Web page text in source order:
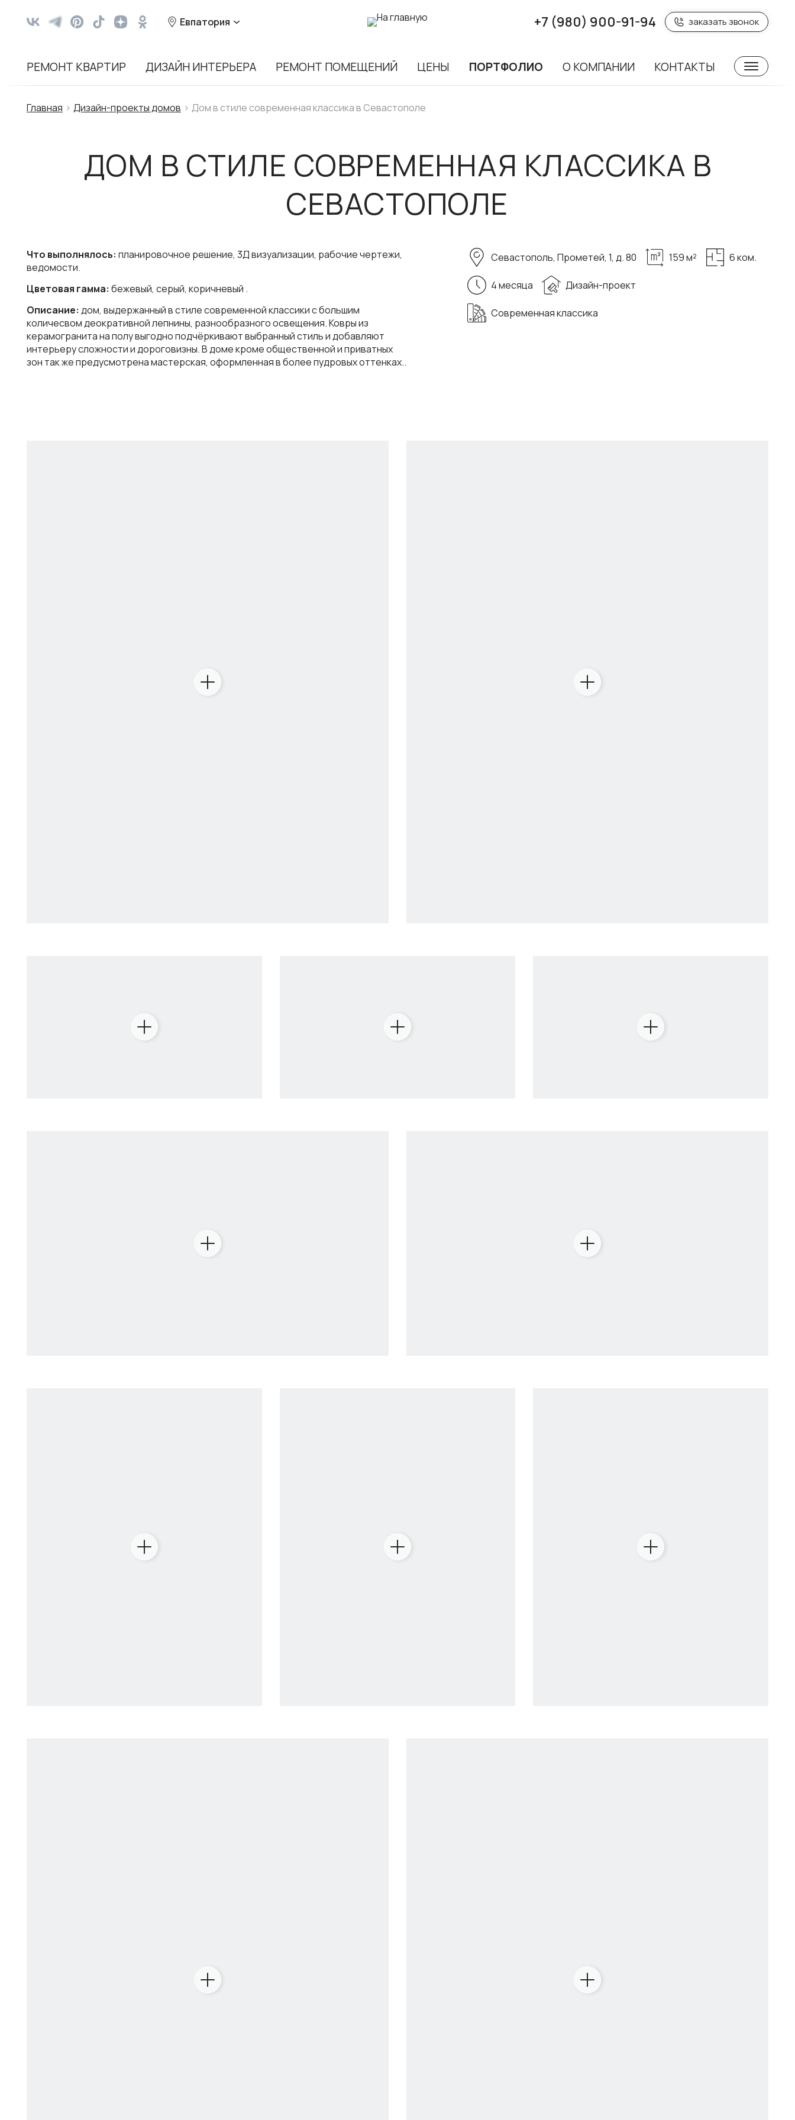
Евпатория +7 (980) 900-91-94 заказать звонок
РЕМОНТ КВАРТИР ДИЗАЙН ИНТЕРЬЕРА РЕМОНТ ПОМЕЩЕНИЙ ЦЕНЫ ПОРТФОЛИО О КОМПАНИИ КОНТАКТЫ
Главная Дизайн-проекты домов Дом в стиле современная классика в Севастополе
ДОМ В СТИЛЕ СОВРЕМЕННАЯ КЛАССИКА В
СЕВАСТОПОЛЕ
Что выполнялось: планировочное решение, 3Д визуализации, рабочие чертежи,
ведомости.
Цветовая гамма: бежевый, серый, коричневый .
Описание: дом, выдержанный в стиле современной классики с большим
количесвом деокративной лепнины, разнообразного освещения. Ковры из
керамогранита на полу выгодно подчёркивают выбранный стиль и добавляют
интерьеру сложности и дороговизны. В доме кроме общественной и приватных
зон так же предусмотрена мастерская, оформленная в более пудровых оттенках..
Севастополь, Прометей, 1, д. 80 159 м² 6 ком.
4 месяца Дизайн-проект
Современная классика